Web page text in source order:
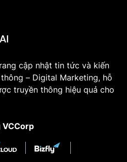
cập nhật tin tức và kiến
– Digital Marketing, hỗ
truyền thông hiệu quả cho